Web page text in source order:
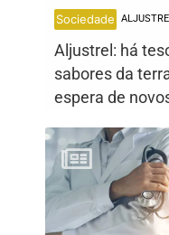
Sociedade
Aljustrel: há
sabores da
espera de